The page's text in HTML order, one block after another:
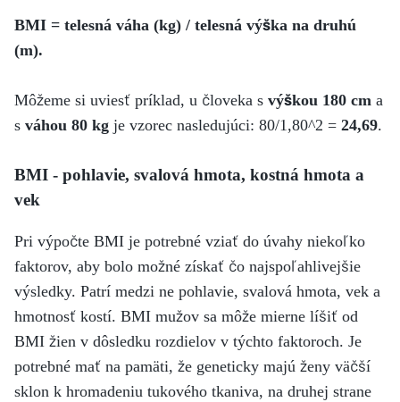
BMI = telesná váha (kg) / telesná výška na druhú
(m).
Môžeme si uviesť príklad, u človeka s výškou 180 cm a
s váhou 80 kg je vzorec nasledujúci: 80/1,80^2 = 24,69.
BMI - pohlavie, svalová hmota, kostná hmota a
vek
Pri výpočte BMI je potrebné vziať do úvahy niekoľko
faktorov, aby bolo možné získať čo najspoľahlivejšie
výsledky. Patrí medzi ne pohlavie, svalová hmota, vek a
hmotnosť kostí. BMI mužov sa môže mierne líšiť od
BMI žien v dôsledku rozdielov v týchto faktoroch. Je
potrebné mať na pamäti, že geneticky majú ženy väčší
sklon k hromadeniu tukového tkaniva, na druhej strane